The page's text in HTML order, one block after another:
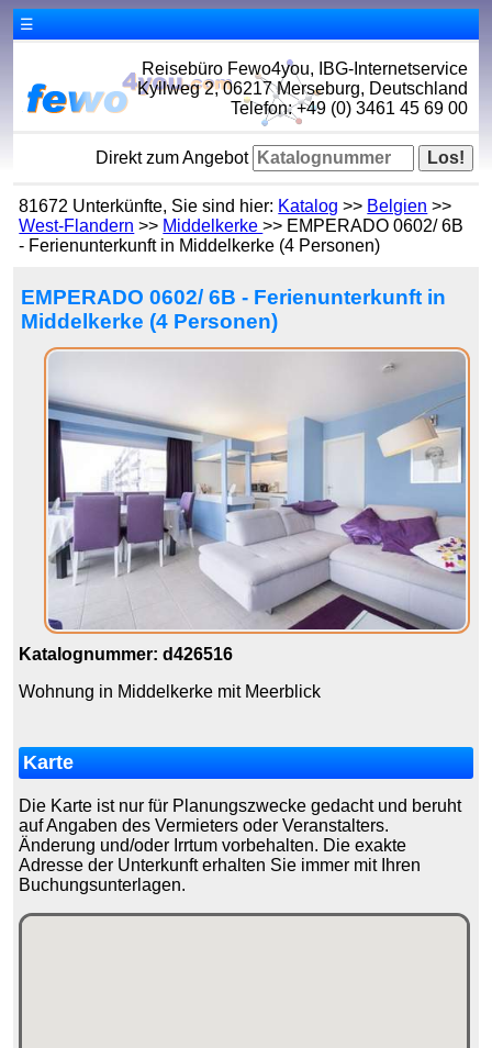
☰
Reisebüro Fewo4you, IBG-Internetservice
Kyllweg 2, 06217 Merseburg, Deutschland
Telefon: +49 (0) 3461 45 69 00
Direkt zum Angebot
81672 Unterkünfte, Sie sind hier: Katalog >> Belgien >>
West-Flandern >> Middelkerke>> EMPERADO 0602/ 6B
- Ferienunterkunft in Middelkerke (4 Personen)
EMPERADO 0602/ 6B - Ferienunterkunft in
Middelkerke (4 Personen)
Katalognummer: d426516
Wohnung in Middelkerke mit Meerblick
Karte
Die Karte ist nur für Planungszwecke gedacht und beruht
auf Angaben des Vermieters oder Veranstalters.
Änderung und/oder Irrtum vorbehalten. Die exakte
Adresse der Unterkunft erhalten Sie immer mit Ihren
Buchungsunterlagen.